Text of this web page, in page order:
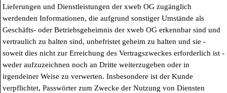
Lieferungen und Dienstleistungen der xweb OG zugänglich
werdenden Informationen, die aufgrund sonstiger Umstände als
Geschäfts- oder Betriebsgeheimnis der xweb OG erkennbar sind und
vertraulich zu halten sind, unbefristet geheim zu halten und sie -
soweit dies nicht zur Erreichung des Vertragszweckes erforderlich ist -
weder aufzuzeichnen noch an Dritte weiterzugeben oder in
irgendeiner Weise zu verwerten. Insbesondere ist der Kunde
verpflichtet, Passwörter zum Zwecke der Nutzung von Diensten